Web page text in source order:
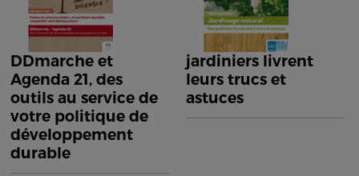
DDmarche et
Agenda 21, des
outils au service de
votre politique de
développement
durable
jardiniers livrent
leurs trucs et
astuces